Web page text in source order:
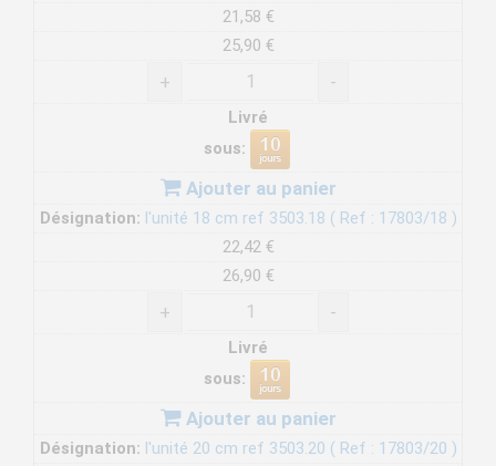
21,58 €
25,90 €
+ -
Livré
sous:
Ajouter au panier
Désignation: l'unité 18 cm ref 3503.18 ( Ref : 17803/18 )
22,42 €
26,90 €
+ -
Livré
sous:
Ajouter au panier
Désignation: l'unité 20 cm ref 3503.20 ( Ref : 17803/20 )